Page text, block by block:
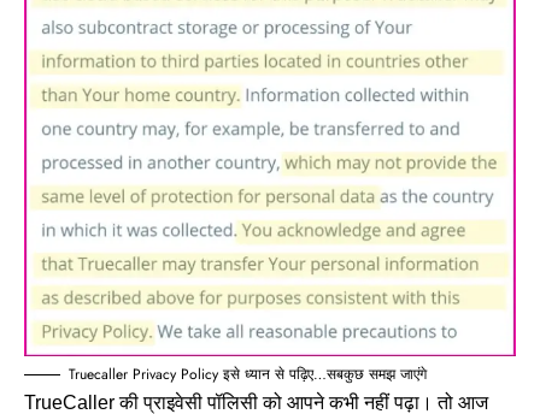
Truecaller Privacy Policy इसे ध्यान से पढ़िए…सबकुछ समझ जाएंगे
TrueCaller की प्राइवेसी पॉलिसी को आपने कभी नहीं पढ़ा। तो आज